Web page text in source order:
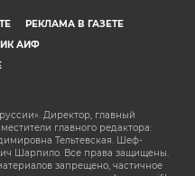
РЕКЛАМА В ГАЗЕТЕ
АИФ
Директор, главный
главного редактора:
Тельтевская. Шеф-
Шарпило. Все права защищены.
запрещено, частичное